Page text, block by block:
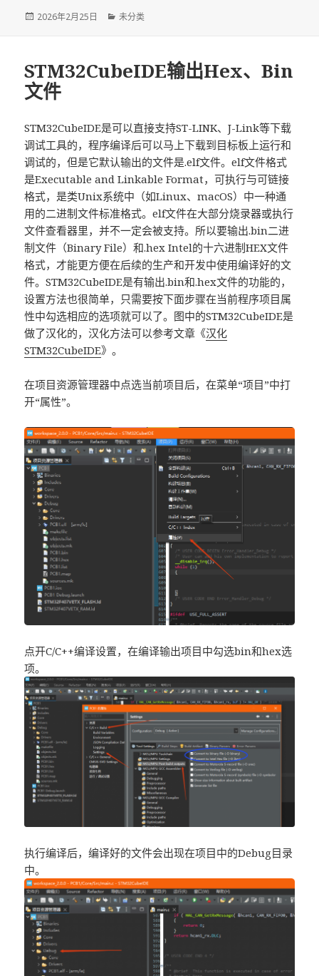
发
2026年2月25日
分
未分类
STM32CubeIDE输出Hex、Bin
文件
STM32CubeIDE是可以直接支持ST-LINK、J-Link等下载
调试工具的，程序编译后可以马上下载到目标板上运行和
调试的，但是它默认输出的文件是.elf文件。elf文件格式
是Executable and Linkable Format，可执行与可链接
格式，是类Unix系统中（如Linux、macOS）中一种通
用的二进制文件标准格式。elf文件在大部分烧录器或执行
文件查看器里，并不一定会被支持。所以要输出.bin二进
制文件（Binary File）和.hex Intel的十六进制HEX文件
格式，才能更方便在后续的生产和开发中使用编译好的文
件。STM32CubeIDE是有输出.bin和.hex文件的功能的，
设置方法也很简单，只需要按下面步骤在当前程序项目属
性中勾选相应的选项就可以了。图中的STM32CubeIDE是
做了汉化的，汉化方法可以参考文章《汉化
STM32CubeIDE》。
在项目资源管理器中点选当前项目后，在菜单“项目”中打
开“属性”。
点开C/C++编译设置，在编译输出项目中勾选bin和hex选
项。
执行编译后，编译好的文件会出现在项目中的Debug目录
中。